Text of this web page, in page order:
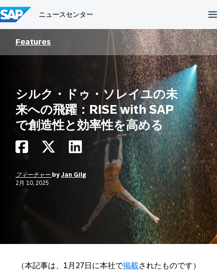
ン
テ
ン
Features
シルク・ドゥ・ソレイユの未
来への飛躍：RISE with SAP
で創造性と効率性を高める
フィーチャー by Jan Gilg
2月 10, 2025
（本記事は、 1 月 27 日に本社で掲載されたものです）